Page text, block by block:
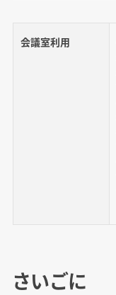
会議室利用
さいごに